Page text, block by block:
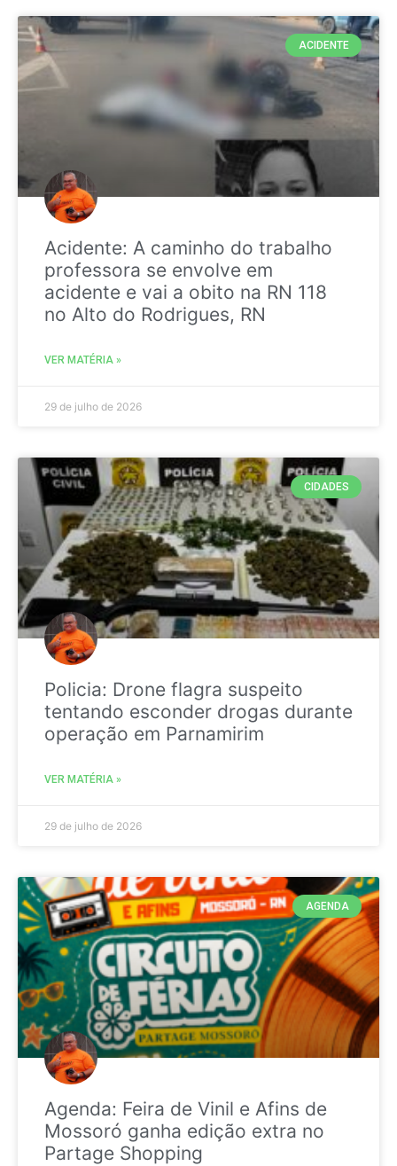
ACIDENTE
Acidente: A caminho do trabalho
professora se envolve em
acidente e vai a obito na RN 118
no Alto do Rodrigues, RN
VER MATÉRIA »
29 de julho de 2026
CIDADES
Policia: Drone flagra suspeito
tentando esconder drogas durante
operação em Parnamirim
VER MATÉRIA »
29 de julho de 2026
AGENDA
Agenda: Feira de Vinil e Afins de
Mossoró ganha edição extra no
Partage Shopping